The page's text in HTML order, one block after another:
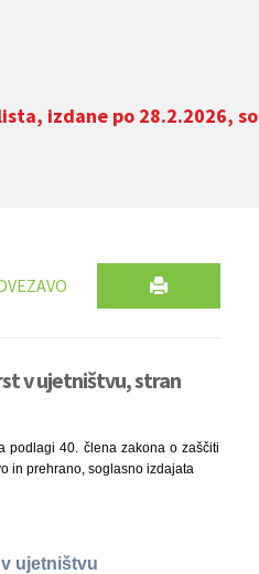
izdane po 28.2.2026, so
v ujetništvu, stran
podlagi 40. člena zakona o zaščiti
in prehrano, soglasno izdajata
ujetništvu